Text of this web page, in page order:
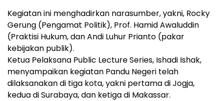
Kegiatan ini menghadirkan narasumber, yakni, Rocky
Gerung (Pengamat Politik), Prof. Hamid Awaluddin
(Praktisi Hukum, dan Andi Luhur Prianto (pakar
kebijakan publik).
Ketua Pelaksana Public Lecture Series, Ishadi Ishak,
menyampaikan kegiatan Pandu Negeri telah
dilaksanakan di tiga kota, yakni pertama di Jogja,
kedua di Surabaya, dan ketiga di Makassar.